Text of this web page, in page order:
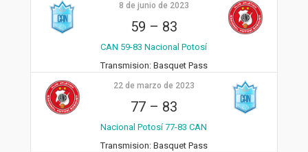
8 de junio de 2023
59 – 83
CAN 59-83 Nacional Potosí
Transmision:Basquet Pass
22 de marzo de 2023
77– 83
Nacional Potosí 77-83 CAN
Transmision:Basquet Pass